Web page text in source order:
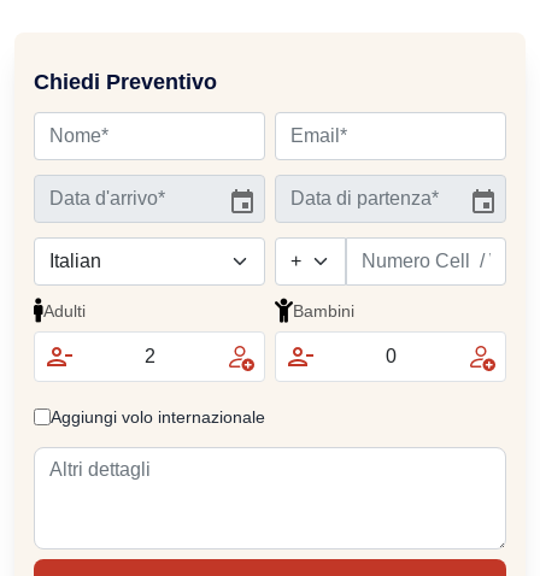
Chiedi Preventivo
Adulti Bambini
Aggiungi volo internazionale